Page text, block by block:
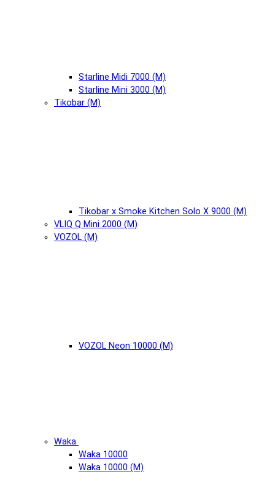
Starline Midi 7000 (М)
Starline Mini 3000 (М)
Tikobar (М)
Tikobar x Smoke Kitchen Solo X 9000 (М)
VLIQ Q Mini 2000 (М)
VOZOL (М)
VOZOL Neon 10000 (М)
Waka
Waka 10000
Waka 10000 (М)